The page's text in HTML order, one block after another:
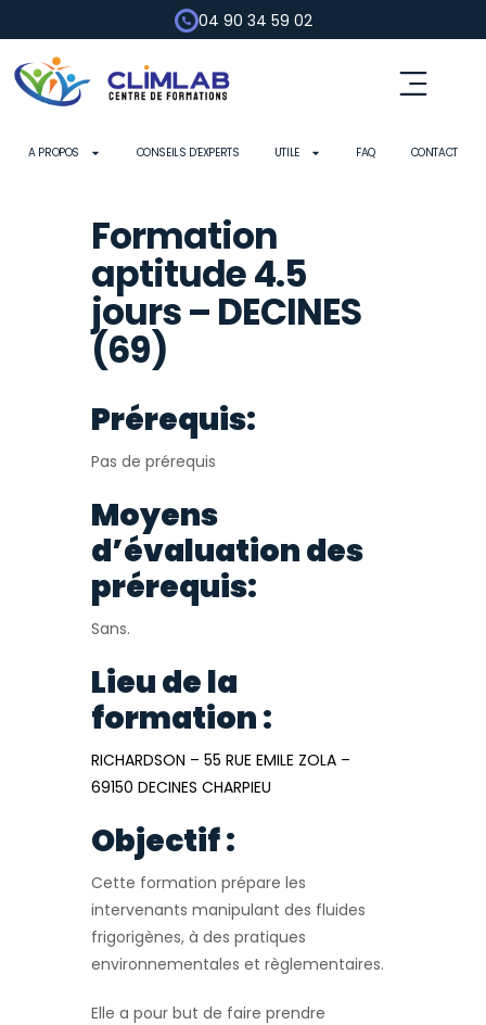
04 90 34 59 02
A PROPOS CONSEILS D’EXPERTS UTILE FAQ CONTACT
Formation
aptitude 4.5
jours – DECINES
(69)
Prérequis:
Pas de prérequis
Moyens
d’évaluation des
prérequis:
Sans.
Lieu de la
formation :
RICHARDSON – 55 RUE EMILE ZOLA –
69150 DECINES CHARPIEU
Objectif :
Cette formation prépare les
intervenants manipulant des fluides
frigorigènes, à des pratiques
environnementales et règlementaires.
Elle a pour but de faire prendre